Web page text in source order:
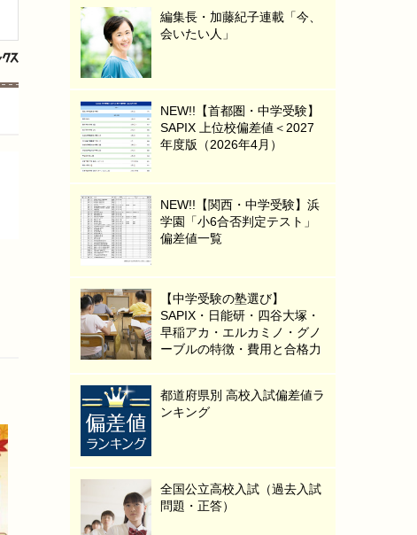
編集長・加藤紀子連載「今、
会いたい人」
NEW!!【首都圏・中学受験】
SAPIX 上位校偏差値＜2027
年度版（2026年4月）
NEW!!【関西・中学受験】浜
学園「小6合否判定テスト」
偏差値一覧
【中学受験の塾選び】
SAPIX・日能研・四谷大塚・
早稲アカ・エルカミノ・グノ
ーブルの特徴・費用と合格力
都道府県別 高校入試偏差値ラ
ンキング
全国公立高校入試（過去入試
問題・正答）